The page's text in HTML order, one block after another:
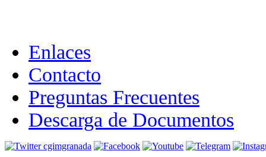
Enlaces
Contacto
Preguntas Frecuentes
Descarga de Documentos